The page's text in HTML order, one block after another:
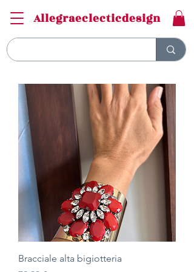
Allegraeclecticdesign
Bracciale alta bigiotteria